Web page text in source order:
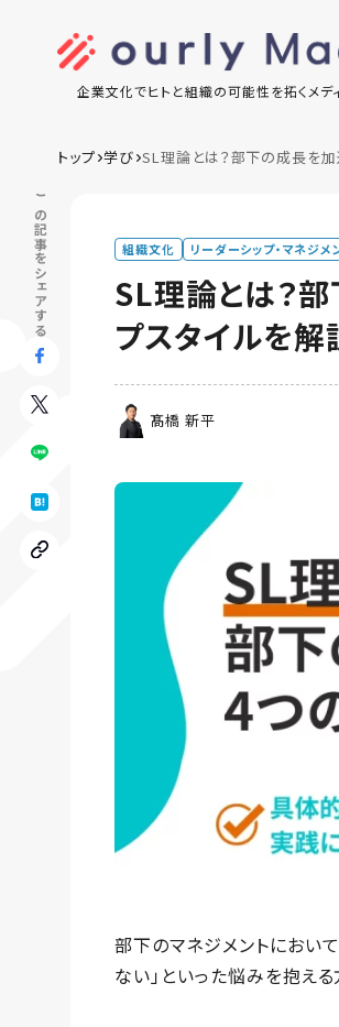
企業文化でヒトと組織の可能性を拓くメデ
トップ 学び SL理論とは？部下の成長を
この記事をシェアする 組織文化 リーダーシップ・マネジメ
SL理論とは？
プスタイルを解
髙橋 新平
部下のマネジメントにおい
ない」といった悩みを抱える